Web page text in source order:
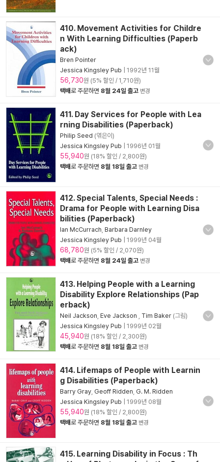
410. Movement Activities for Childre
n With Learning Difficulties (Paperb
ack)
Bren Pointer
Jessica Kingsley Pub
1992년 11월
56,730원 (5% 할인 / 1,710원)
택배로 주문하면 8월 24일 출고 변경
411. Day Services for People with Lea
rning Disabilities (Paperback)
Philip Seed (엮은이)
Jessica Kingsley Pub
1996년 01월
55,940원 (18% 할인 / 2,800원)
택배로 주문하면 8월 18일 출고 변경
412. Special Talents, Special Needs :
Drama for People with Learning Disa
bilities (Paperback)
Ian McCurrach Barbara Darnley
Jessica Kingsley Pub
1999년 04월
68,780원 (5% 할인 / 2,070원)
택배로 주문하면 8월 24일 출고 변경
413. Helping People with a Learning
Disability Explore Relationships (Pap
erback)
Neil Jackson Eve Jackson Tim Baker (그림)
Jessica Kingsley Pub
1999년 02월
45,940원 (18% 할인 / 2,300원)
택배로 주문하면 8월 18일 출고 변경
414. Lifemaps of People with Learnin
g Disabilities (Paperback)
Barry Gray Geoff Ridden G. M. Ridden
Jessica Kingsley Pub
1999년 08월
55,940원 (18% 할인 / 2,800원)
택배로 주문하면 8월 18일 출고 변경
415. Learning Disability in Focus : Th